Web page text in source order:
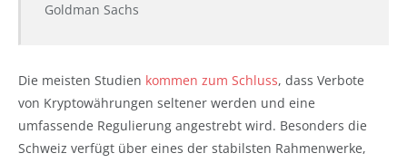
Goldman Sachs
Die meisten Studien kommen zum Schluss, dass Verbote
von Kryptowährungen seltener werden und eine
umfassende Regulierung angestrebt wird. Besonders die
Schweiz verfügt über eines der stabilsten Rahmenwerke,